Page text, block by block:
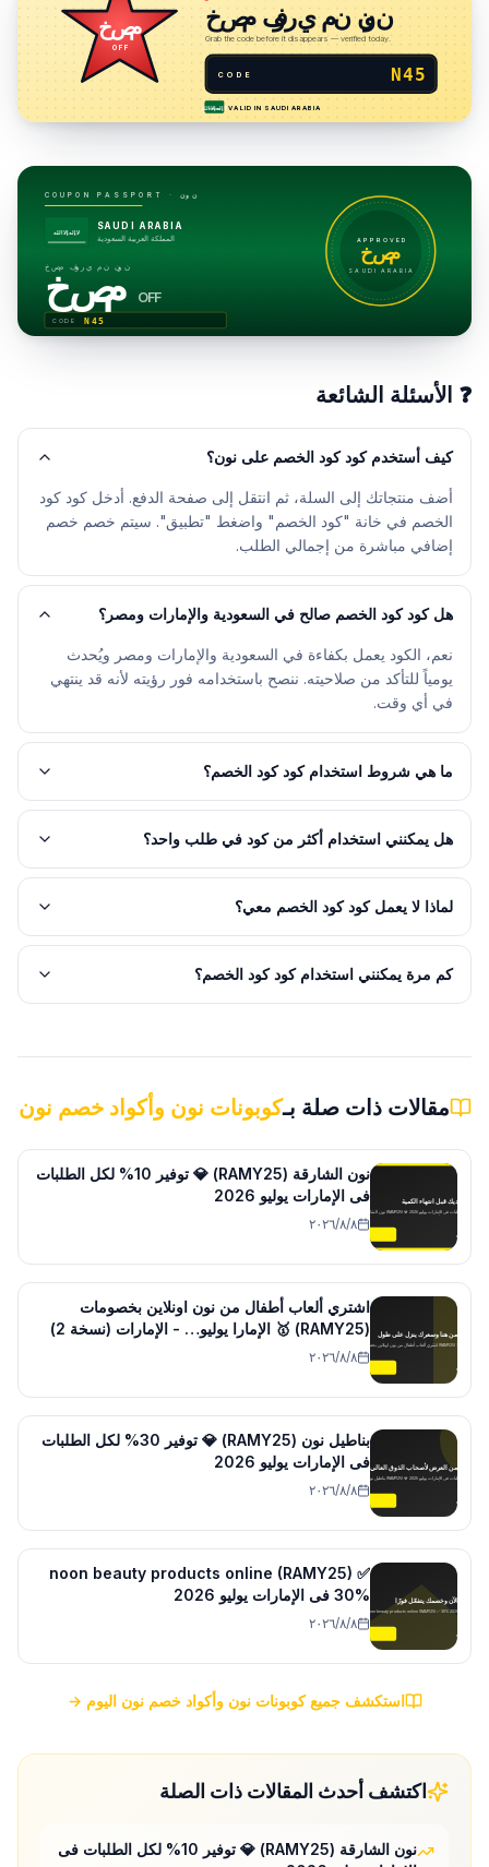
خصم
OFF
خصم فوري من نون
Grab the code before it disappears — verified today.
CODE N45
لا إله إلا الله VALID IN SAUDI ARABIA
COUPON PASSPORT · نون
لا إله إلا الله
SAUDI ARABIA
المملكة العربية السعودية
خصم فوري من نون
خصم OFF
CODE N45
APPROVED
خصم
SAUDI ARABIA
❓ الأسئلة الشائعة
كيف أستخدم كود كود الخصم على نون؟
أضف منتجاتك إلى السلة، ثم انتقل إلى صفحة الدفع. أدخل كود كود
الخصم في خانة "كود الخصم" واضغط "تطبيق". سيتم خصم خصم
إضافي مباشرة من إجمالي الطلب.
هل كود كود الخصم صالح في السعودية والإمارات ومصر؟
نعم، الكود يعمل بكفاءة في السعودية والإمارات ومصر ويُحدث
يومياً للتأكد من صلاحيته. ننصح باستخدامه فور رؤيته لأنه قد ينتهي
في أي وقت.
ما هي شروط استخدام كود كود الخصم؟
هل يمكنني استخدام أكثر من كود في طلب واحد؟
لماذا لا يعمل كود كود الخصم معي؟
كم مرة يمكنني استخدام كود كود الخصم؟
مقالات ذات صلة بـكوبونات نون وأكواد خصم نون
نون الشارقة (RAMY25) 💎 توفير 10% لكل الطلبات
فى الإمارات يوليو 2026
٨‏/٨‏/٢٠٢٦
اشتري ألعاب أطفال من نون اونلاين بخصومات
(RAMY25) 🥇 الإمارا يوليو… - الإمارات (نسخة 2)
٨‏/٨‏/٢٠٢٦
بناطيل نون (RAMY25) 💎 توفير 30% لكل الطلبات
فى الإمارات يوليو 2026
٨‏/٨‏/٢٠٢٦
noon beauty products online (RAMY25) ✅
30% فى الإمارات يوليو 2026
٨‏/٨‏/٢٠٢٦
استكشف جميع كوبونات نون وأكواد خصم نون اليوم →
اكتشف أحدث المقالات ذات الصلة
نون الشارقة (RAMY25) 💎 توفير 10% لكل الطلبات فى